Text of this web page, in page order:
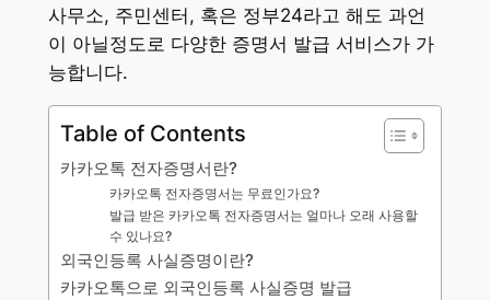
사무소, 주민센터, 혹은 정부24라고 해도 과언
이 아닐정도로 다양한 증명서 발급 서비스가 가
능합니다.
Table of Contents
카카오톡 전자증명서란?
카카오톡 전자증명서는 무료인가요?
발급 받은 카카오톡 전자증명서는 얼마나 오래 사용할
수 있나요?
외국인등록 사실증명이란?
카카오톡으로 외국인등록 사실증명 발급